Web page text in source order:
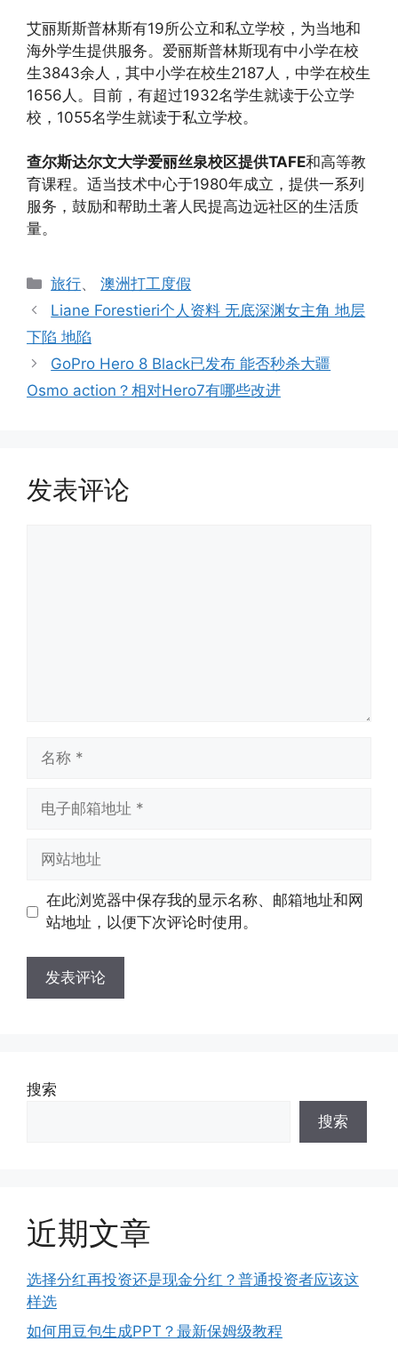
艾丽斯斯普林斯有19所公立和私立学校，为当地和
海外学生提供服务。爱丽斯普林斯现有中小学在校
生3843余人，其中小学在校生2187人，中学在校生
1656人。目前，有超过1932名学生就读于公立学
校，1055名学生就读于私立学校。
查尔斯达尔文大学爱丽丝泉校区提供TAFE和高等教
育课程。适当技术中心于1980年成立，提供一系列
服务，鼓励和帮助土著人民提高边远社区的生活质
量。
分
类
旅行、澳洲打工度假
Liane Forestieri个人资料 无底深渊女主角 地层
下陷 地陷
GoPro Hero 8 Black已发布 能否秒杀大疆
Osmo action？相对Hero7有哪些改进
发表评论
址
址
在此浏览器中保存我的显示名称、邮箱地址和网
站地址，以便下次评论时使用。
搜索
搜索
近期文章
选择分红再投资还是现金分红？普通投资者应该这
样选
如何用豆包生成PPT？最新保姆级教程